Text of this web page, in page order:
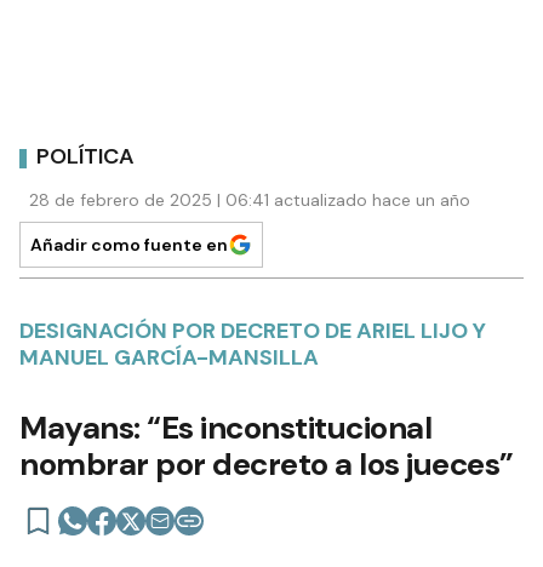
POLÍTICA
28 de febrero de 2025 | 06:41 actualizado hace un año
Añadir como fuente en
DESIGNACIÓN POR DECRETO DE ARIEL LIJO Y
MANUEL GARCÍA-MANSILLA
Mayans: “Es inconstitucional
nombrar por decreto a los jueces”